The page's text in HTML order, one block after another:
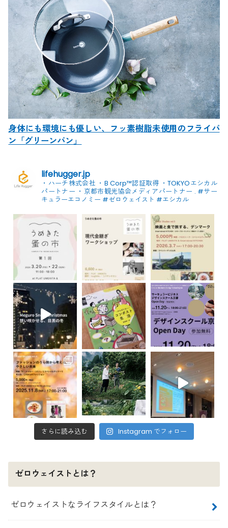
身体にも環境にも優しい、フッ素樹脂未使用のフライパ
ン「グリーンパン」
lifehugger.jp
・ハーチ株式会社 ・B Corp™認証取得 ・TOKYOエシカル
パートナー ・京都市観光協会メディアパートナー . #サー
キュラーエコノミー #ゼロウェイスト #エシカル
さらに読み込む Instagram でフォロー
ゼロウェイストとは？
ゼロウェイストなライフスタイルとは？